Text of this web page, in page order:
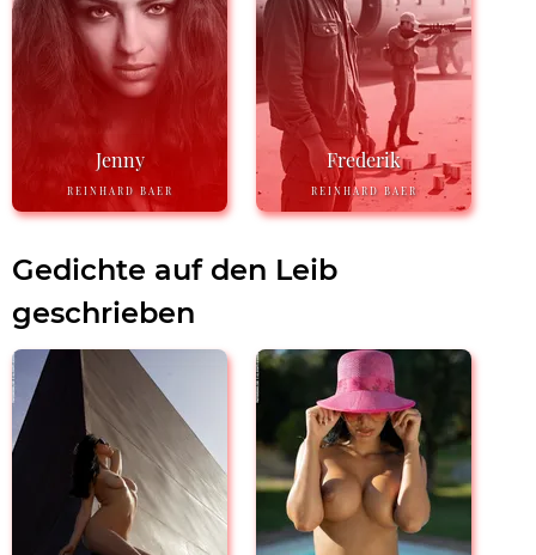
Jenny
REINHARD BAER
Frederik
REINHARD BAER
Gedichte auf den Leib
geschrieben